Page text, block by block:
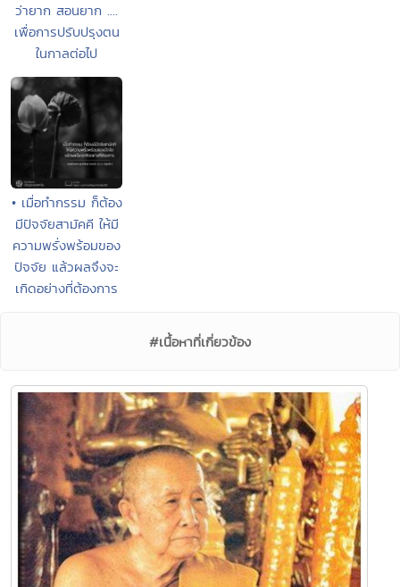
ว่ายาก สอนยาก ....
เพื่อการปรับปรุงตน
ในกาลต่อไป
• เมื่อทำกรรม ก็ต้อง
มีปัจจัยสามัคคี ให้มี
ความพรั่งพร้อมของ
ปัจจัย แล้วผลจึงจะ
เกิดอย่างที่ต้องการ
#เนื้อหาที่เกี่ยวข้อง